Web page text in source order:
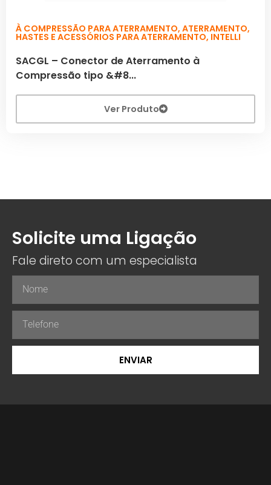
À COMPRESSÃO PARA ATERRAMENTO, ATERRAMENTO,
HASTES E ACESSÓRIOS PARA ATERRAMENTO, INTELLI
SACGL – Conector de Aterramento à
Compressão tipo &#8...
Ver Produto
Solicite uma Ligação
Fale direto com um especialista
ENVIAR